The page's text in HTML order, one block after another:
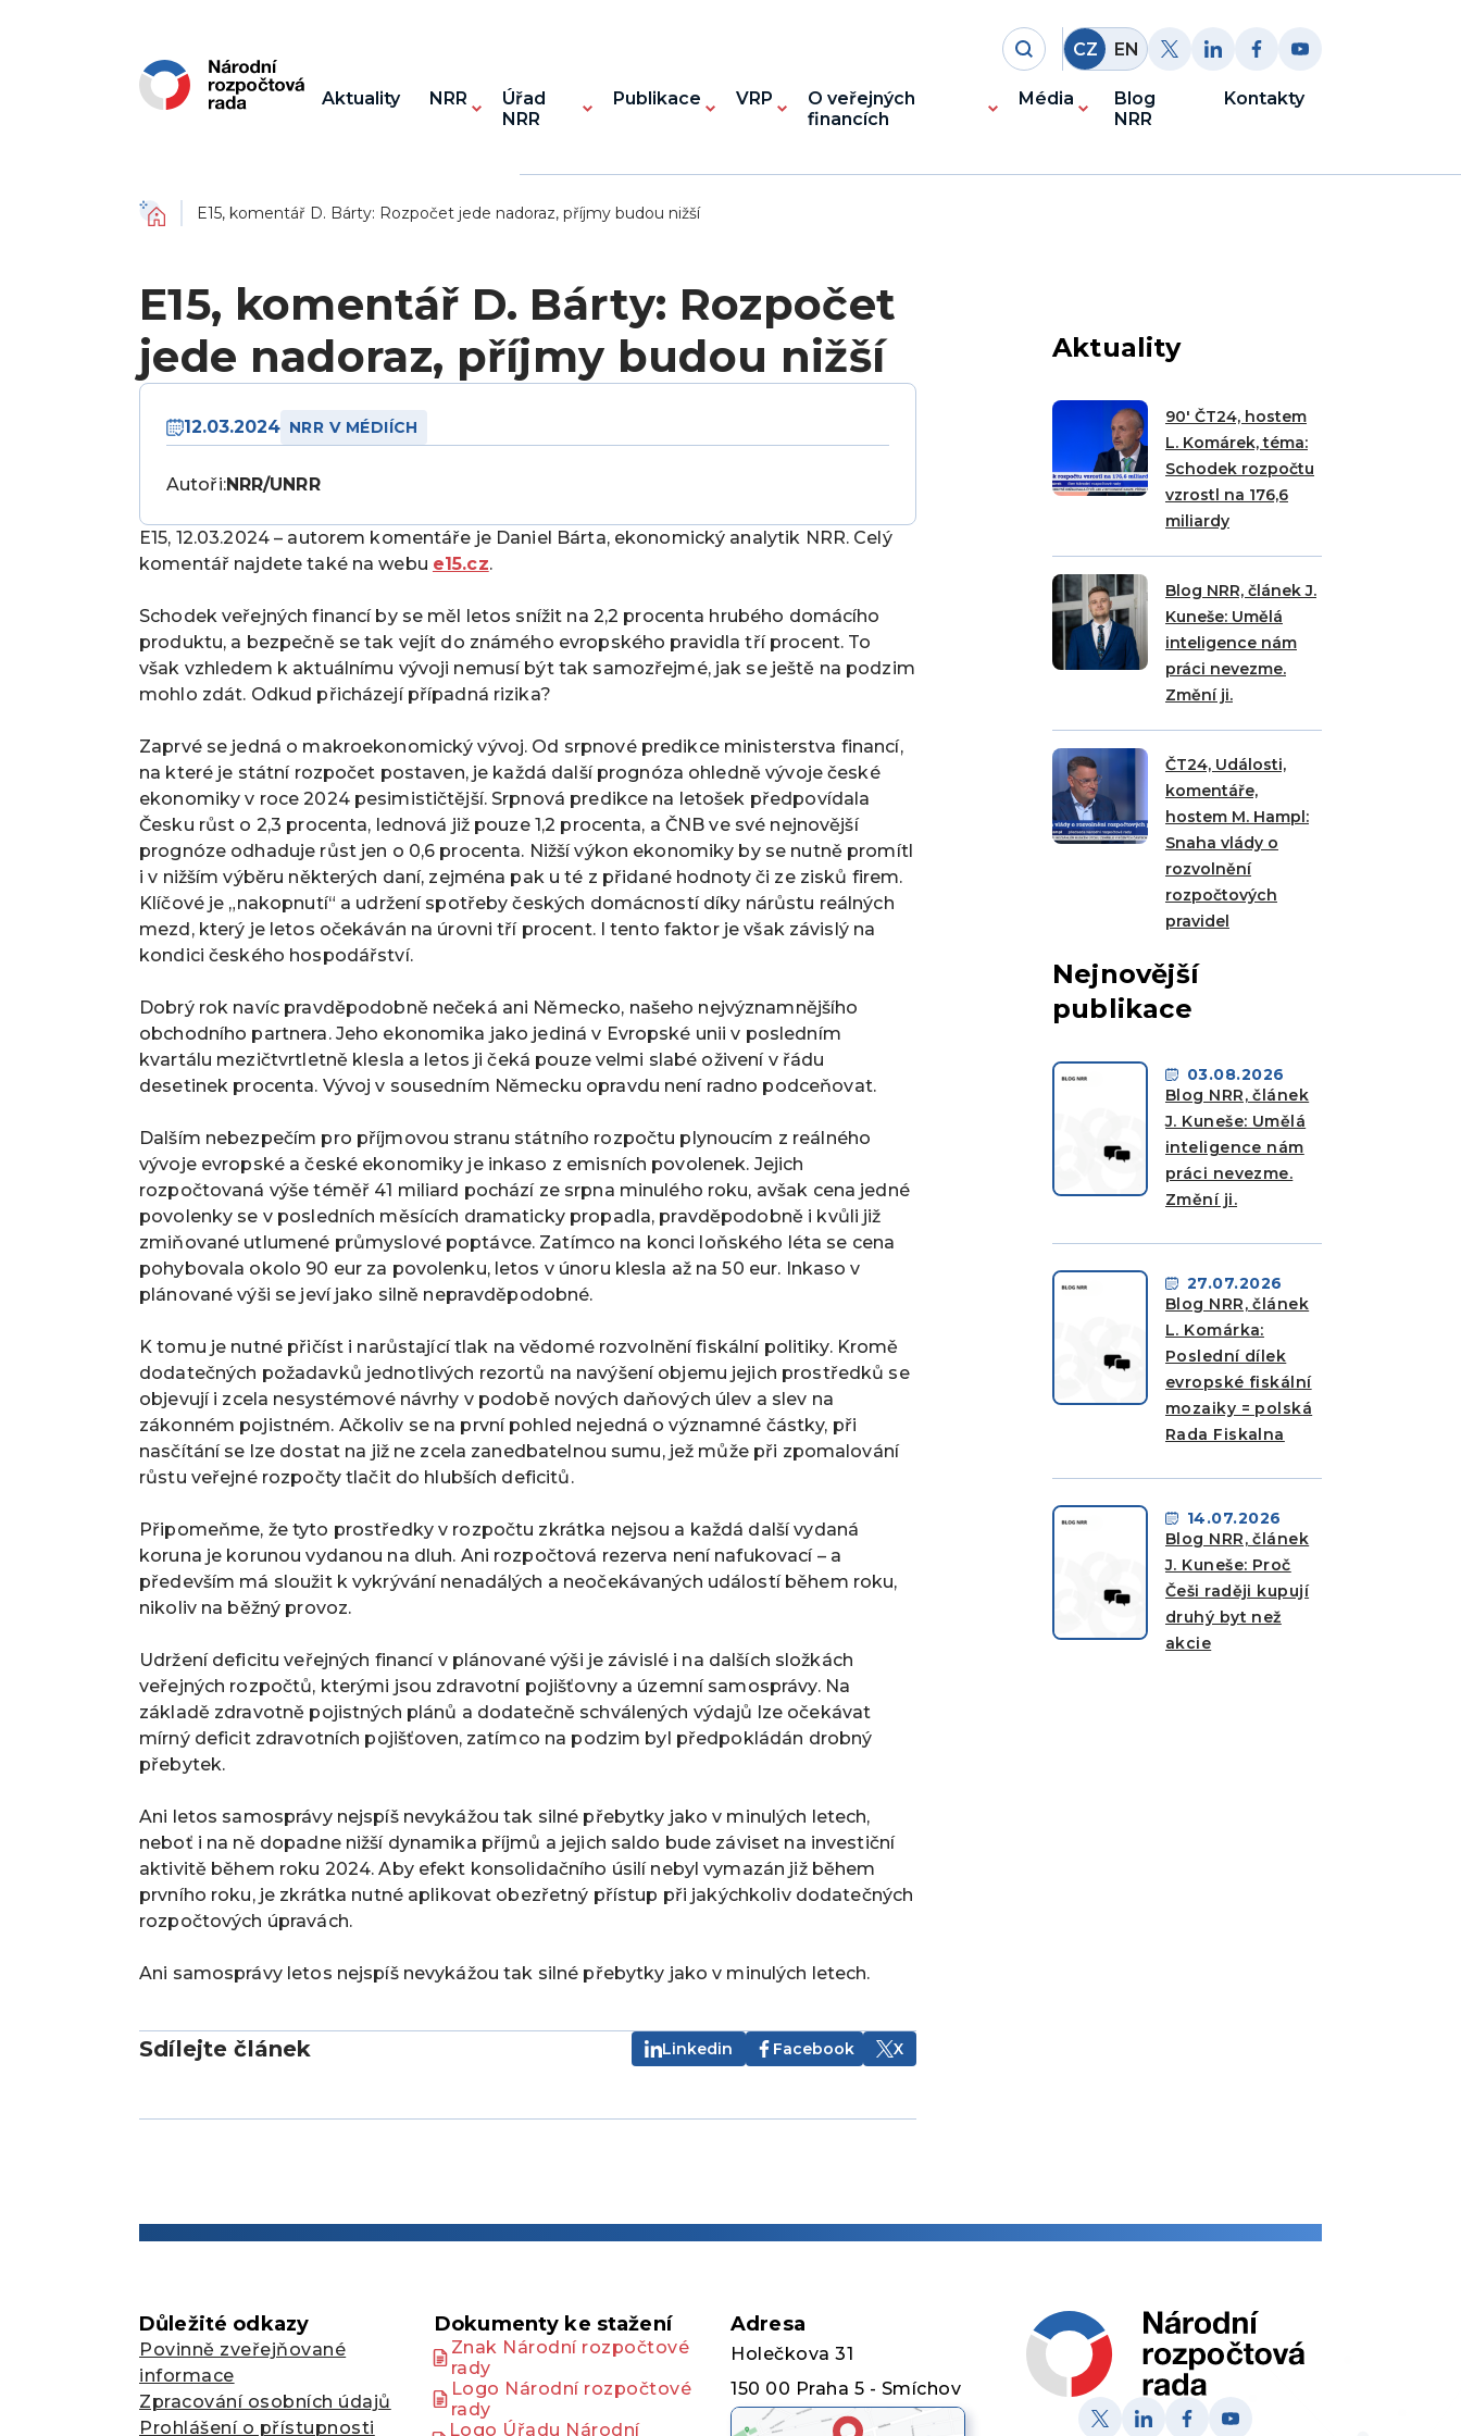
CZ EN
Aktuality NRR
Úřad
NRR
Publikace VRP
O veřejných
financích
Média
Blog
NRR
Kontakty
Domů E15, komentář D. Bárty: Rozpočet jede nadoraz, příjmy budou nižší
E15, komentář D. Bárty: Rozpočet
jede nadoraz, příjmy budou nižší
12.03.2024 NRR V MÉDIÍCH
Autoři:NRR/UNRR
E15, 12.03.2024 – autorem komentáře je Daniel Bárta, ekonomický analytik NRR. Celý
komentář najdete také na webu e15.cz.
Schodek veřejných financí by se měl letos snížit na 2,2 procenta hrubého domácího
produktu, a bezpečně se tak vejít do známého evropského pravidla tří procent. To
však vzhledem k aktuálnímu vývoji nemusí být tak samozřejmé, jak se ještě na podzim
mohlo zdát. Odkud přicházejí případná rizika?
Zaprvé se jedná o makroekonomický vývoj. Od srpnové predikce ministerstva financí,
na které je státní rozpočet postaven, je každá další prognóza ohledně vývoje české
ekonomiky v roce 2024 pesimističtější. Srpnová predikce na letošek předpovídala
Česku růst o 2,3 procenta, lednová již pouze 1,2 procenta, a ČNB ve své nejnovější
prognóze odhaduje růst jen o 0,6 procenta. Nižší výkon ekonomiky by se nutně promítl
i v nižším výběru některých daní, zejména pak u té z přidané hodnoty či ze zisků firem.
Klíčové je „nakopnutí“ a udržení spotřeby českých domácností díky nárůstu reálných
mezd, který je letos očekáván na úrovni tří procent. I tento faktor je však závislý na
kondici českého hospodářství.
Dobrý rok navíc pravděpodobně nečeká ani Německo, našeho nejvýznamnějšího
obchodního partnera. Jeho ekonomika jako jediná v Evropské unii v posledním
kvartálu mezičtvrtletně klesla a letos ji čeká pouze velmi slabé oživení v řádu
desetinek procenta. Vývoj v sousedním Německu opravdu není radno podceňovat.
Dalším nebezpečím pro příjmovou stranu státního rozpočtu plynoucím z reálného
vývoje evropské a české ekonomiky je inkaso z emisních povolenek. Jejich
rozpočtovaná výše téměř 41 miliard pochází ze srpna minulého roku, avšak cena jedné
povolenky se v posledních měsících dramaticky propadla, pravděpodobně i kvůli již
zmiňované utlumené průmyslové poptávce. Zatímco na konci loňského léta se cena
pohybovala okolo 90 eur za povolenku, letos v únoru klesla až na 50 eur. Inkaso v
plánované výši se jeví jako silně nepravděpodobné.
K tomu je nutné přičíst i narůstající tlak na vědomé rozvolnění fiskální politiky. Kromě
dodatečných požadavků jednotlivých rezortů na navýšení objemu jejich prostředků se
objevují i zcela nesystémové návrhy v podobě nových daňových úlev a slev na
zákonném pojistném. Ačkoliv se na první pohled nejedná o významné částky, při
nasčítání se lze dostat na již ne zcela zanedbatelnou sumu, jež může při zpomalování
růstu veřejné rozpočty tlačit do hlubších deficitů.
Připomeňme, že tyto prostředky v rozpočtu zkrátka nejsou a každá další vydaná
koruna je korunou vydanou na dluh. Ani rozpočtová rezerva není nafukovací – a
především má sloužit k vykrývání nenadálých a neočekávaných událostí během roku,
nikoliv na běžný provoz.
Udržení deficitu veřejných financí v plánované výši je závislé i na dalších složkách
veřejných rozpočtů, kterými jsou zdravotní pojišťovny a územní samosprávy. Na
základě zdravotně pojistných plánů a dodatečně schválených výdajů lze očekávat
mírný deficit zdravotních pojišťoven, zatímco na podzim byl předpokládán drobný
přebytek.
Ani letos samosprávy nejspíš nevykážou tak silné přebytky jako v minulých letech,
neboť i na ně dopadne nižší dynamika příjmů a jejich saldo bude záviset na investiční
aktivitě během roku 2024. Aby efekt konsolidačního úsilí nebyl vymazán již během
prvního roku, je zkrátka nutné aplikovat obezřetný přístup při jakýchkoliv dodatečných
rozpočtových úpravách.
Ani samosprávy letos nejspíš nevykážou tak silné přebytky jako v minulých letech.
Sdílejte článek Linkedin Facebook X
Aktuality
90′ ČT24, hostem
L. Komárek, téma:
Schodek rozpočtu
vzrostl na 176,6
miliardy
Blog NRR, článek J.
Kuneše: Umělá
inteligence nám
práci nevezme.
Změní ji.
ČT24, Události,
komentáře,
hostem M. Hampl:
Snaha vlády o
rozvolnění
rozpočtových
pravidel
Nejnovější
publikace
03.08.2026
Blog NRR, článek
J. Kuneše: Umělá
inteligence nám
práci nevezme.
Změní ji.
27.07.2026
Blog NRR, článek
L. Komárka:
Poslední dílek
evropské fiskální
mozaiky = polská
Rada Fiskalna
14.07.2026
Blog NRR, článek
J. Kuneše: Proč
Češi raději kupují
druhý byt než
akcie
Důležité odkazy
Povinně zveřejňované
informace
Zpracování osobních údajů
Prohlášení o přístupnosti
Dokumenty ke stažení
Znak Národní rozpočtové
rady
Logo Národní rozpočtové
rady
Logo Úřadu Národní
Adresa
Holečkova 31
150 00 Praha 5 - Smíchov